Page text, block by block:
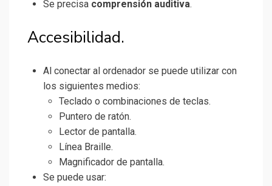
Se precisa comprensión auditiva.
Accesibilidad.
Al conectar al ordenador se puede utilizar con
los siguientes medios:
Teclado o combinaciones de teclas.
Puntero de ratón.
Lector de pantalla.
Línea Braille.
Magnificador de pantalla.
Se puede usar: